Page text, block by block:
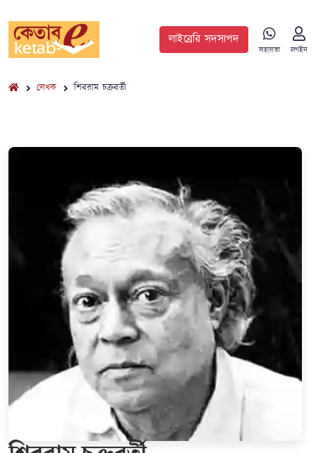
লাইব্রেরি সদস্যপদ
সহায়তা লগইন
লেখক শিবরাম চক্রবর্তী